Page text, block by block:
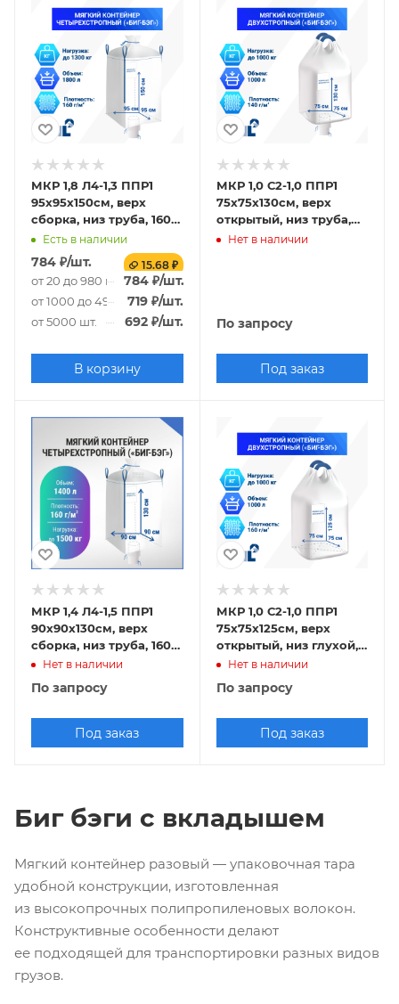
МКР 1,8 Л4-1,3 ППР1
95х95х150см, верх
сборка, низ труба, 160г/
м2Есть в наличии
784 ₽/шт. 15.68 ₽
от 20 до 980 шт. 784 ₽/шт.
от 1000 до 4980 шт.
719₽/шт.
от 5000 шт. 692₽/шт.
В корзину
МКР 1,0 С2-1,0 ППР1
75х75х130см, верх
открытый, низ труба,
140г/м2
Нет в наличии
По запросу
Под заказ
МКР 1,4 Л4-1,5 ППР1
90х90х130см, верх
сборка, низ труба, 160г/
м2Нет в наличии
По запросу
Под заказ
МКР 1,0 С2-1,0 ППР1
75х75х125см, верх
открытый, низ глухой,
160г/м2
Нет в наличии
По запросу
Под заказ
Биг бэги с вкладышем
Мягкий контейнер разовый — упаковочная тара
удобной конструкции, изготовленная
из высокопрочных полипропиленовых волокон.
Конструктивные особенности делают
ее подходящей для транспортировки разных видов
грузов.